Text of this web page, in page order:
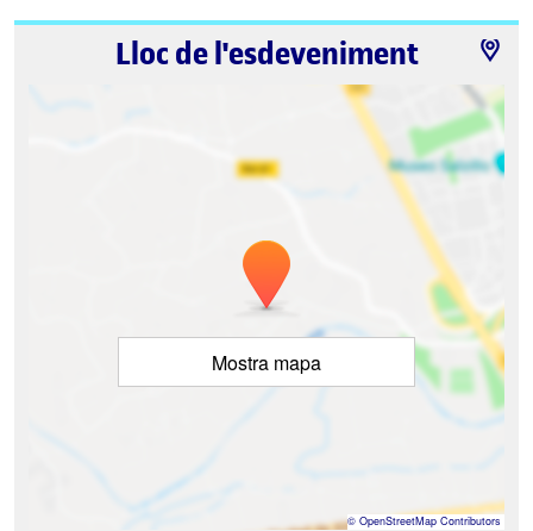
Lloc de l'esdeveniment
Mostra mapa
© OpenStreetMap Contributors